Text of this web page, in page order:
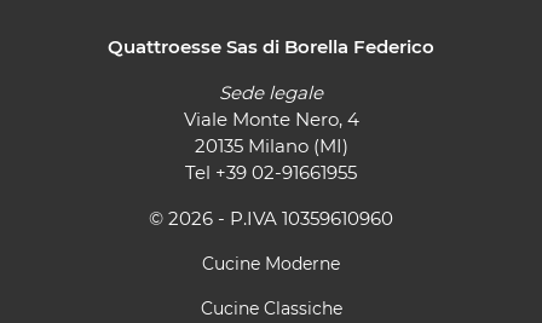
Quattroesse Sas di Borella Federico
Sede legale
Viale Monte Nero, 4
20135 Milano (MI)
Tel +39 02-91661955
© 2026 - P.IVA 10359610960
Cucine Moderne
Cucine Classiche